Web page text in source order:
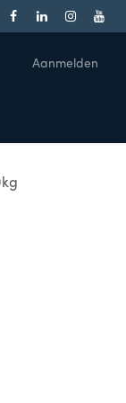
Aanmelden